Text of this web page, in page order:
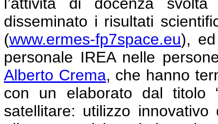
disseminato i risultati
(www.ermes-fp7space.eu),
personale IREA nelle
Alberto Crema, che hanno
con un elaborato dal titolo
satellitare: utilizzo